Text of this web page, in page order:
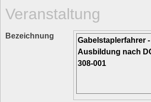
Veranstaltung
Bezeichnung